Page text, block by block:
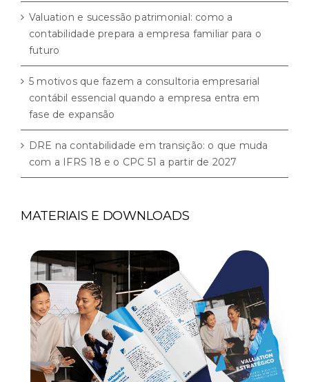
Valuation e sucessão patrimonial: como a
contabilidade prepara a empresa familiar para o
futuro
5 motivos que fazem a consultoria empresarial
contábil essencial quando a empresa entra em
fase de expansão
DRE na contabilidade em transição: o que muda
com a IFRS 18 e o CPC 51 a partir de 2027
MATERIAIS E DOWNLOADS